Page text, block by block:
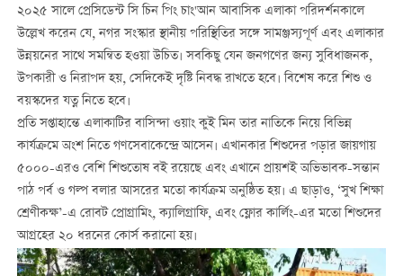
২০২৫ সালে প্রেসিডেন্ট সি চিন পিং চাং'আন আবাসিক এলাকা পরিদর্শনকালে
উল্লেখ করেন যে, নগর সংস্কার স্থানীয় পরিস্থিতির সঙ্গে সামঞ্জস্যপূর্ণ এবং এলাকার
উন্নয়নের সাথে সমন্বিত হওয়া উচিত। সবকিছু যেন জনগণের জন্য সুবিধাজনক,
উপকারী ও নিরাপদ হয়, সেদিকেই দৃষ্টি নিবদ্ধ রাখতে হবে। বিশেষ করে শিশু ও
বয়স্কদের যত্ন নিতে হবে।
প্রতি সপ্তাহান্তে এলাকাটির বাসিন্দা ওয়াং কুই মিন তার নাতিকে নিয়ে বিভিন্ন
কার্যক্রমে অংশ নিতে গণসেবাকেন্দ্রে আসেন। এখানকার শিশুদের পড়ার জায়গায়
৫০০০-এরও বেশি শিশুতোষ বই রয়েছে এবং এখানে প্রায়শই অভিভাবক-সন্তান
পাঠ পর্ব ও গল্প বলার আসরের মতো কার্যক্রম অনুষ্ঠিত হয়। এ ছাড়াও, ‘সুখ শিক্ষা
শ্রেণীকক্ষ’-এ রোবট প্রোগ্রামিং, ক্যালিগ্রাফি, এবং ফ্লোর কার্লিং-এর মতো শিশুদের
আগ্রহের ২০ ধরনের কোর্স করানো হয়।